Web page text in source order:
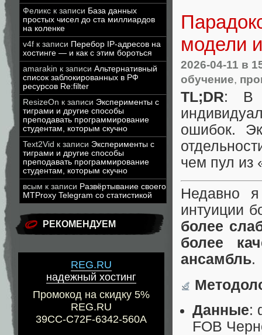
Феликс к записи База данных
простых чисел до ста миллиардов
на коленке
v4f к записи Перебор IP-адресов на
хостинге — и как с этим бороться
amarakin к записи Альтернативный
список заблокированных в РФ
ресурсов Re:filter
ResizeOn к записи Эксперименты с
тиграми и другие способы
преподавать программирование
студентам, которым скучно
Text2Vid к записи Эксперименты с
тиграми и другие способы
преподавать программирование
студентам, которым скучно
всым к записи Развёртывание своего
MTProxy Telegram со статистикой
РЕКОМЕНДУЕМ
REG.RU
надежный хостинг
Промокод на скидку 5%
REG.RU
39CC-C72F-6342-560A
модели
2026-04-11 в
обучение,
TL;DR: В
ошибок.
чем пул из
Недавно я
интуиции
более
более
ансамбль.
Данные:
FOB